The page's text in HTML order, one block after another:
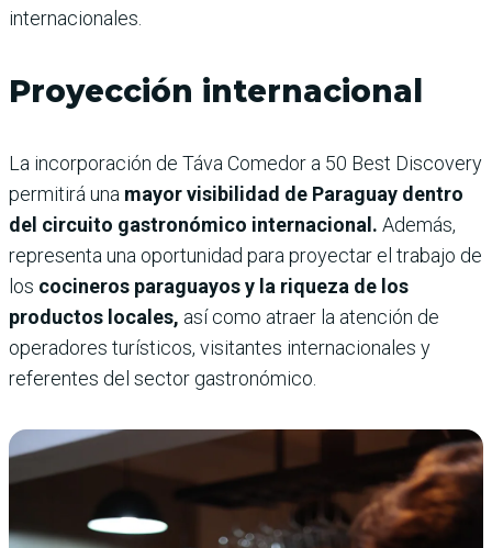
internacionales.
Proyección internacional
La incorporación de Táva Comedor a 50 Best Discovery
permitirá una mayor visibilidad de Paraguay dentro
del circuito gastronómico internacional. Además,
representa una oportunidad para proyectar el trabajo de
los cocineros paraguayos y la riqueza de los
productos locales, así como atraer la atención de
operadores turísticos, visitantes internacionales y
referentes del sector gastronómico.